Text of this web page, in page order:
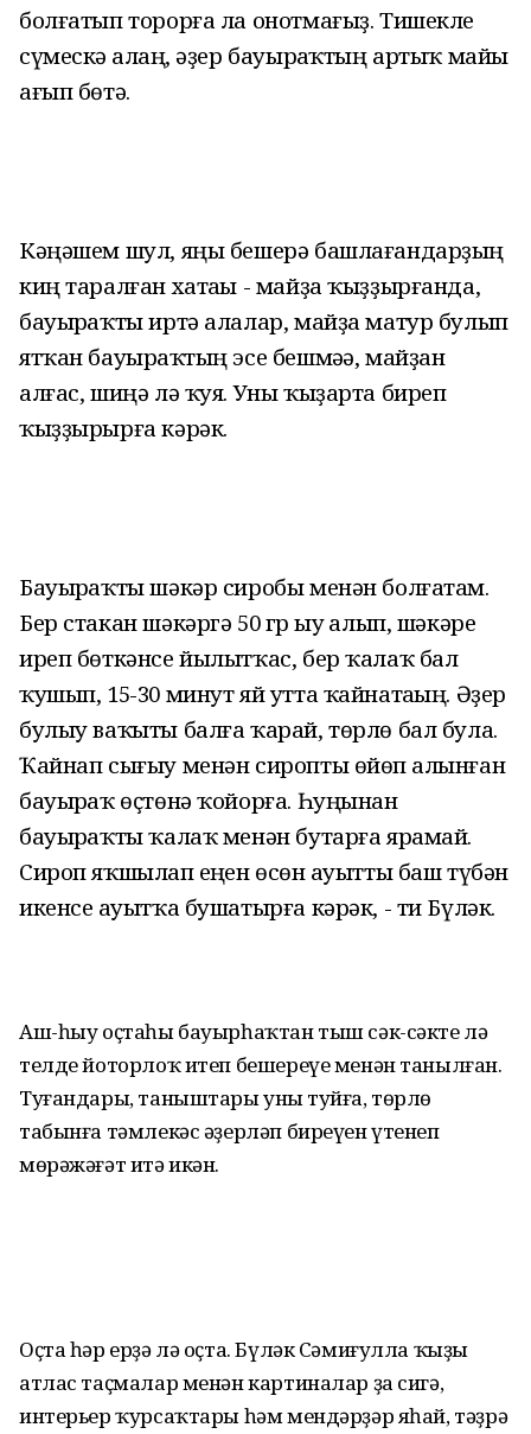
болғатып торорға ла онотмағыҙ. Тишекле
сүмескә һалһаң, әҙер бауырһаҡтың артыҡ майы
ағып бөтә.
Кәңәшем шул, яңы бешерә башлағандарҙың
киң таралған хатаһы - майҙа ҡыҙҙырғанда,
бауырһаҡты иртә алалар, майҙа матур булып
ятҡан бауырһаҡтың эсе бешмәһә, майҙан
алғас, шиңә лә ҡуя. Уны ҡыҙарта биреп
ҡыҙҙырырға кәрәк.
Бауырһаҡты шәкәр сиробы менән болғатам.
Бер стакан шәкәргә 50 гр һыу һалып, шәкәре
иреп бөткәнсе йылытҡас, бер ҡалаҡ бал
ҡушып, 15-30 минут яй утта ҡайнатаһың. Әҙер
булыу ваҡыты балға ҡарай, төрлө бал була.
Ҡайнап сығыу менән сиропты өйөп һалынған
бауырһаҡ өҫтөнә ҡойорға. Һуңынан
бауырһаҡты ҡалаҡ менән бутарға ярамай.
Сироп яҡшылап һеңһен өсөн һауытты баш түбән
икенсе һауытҡа бушатырға кәрәк, - ти Бүләк.
Аш-һыу оҫтаһы бауырһаҡтан тыш сәк-сәкте лә
телде йоторлоҡ итеп бешереүе менән танылған.
Туғандары, таныштары уның туйға, төрлө
табынға тәмлекәс әҙерләп биреүен үтенеп
мөрәжәғәт итә икән.
Оҫта һәр ерҙә лә оҫта. Бүләк Сәмиғулла ҡыҙы
атлас таҫмалар менән картиналар ҙа сигә,
интерьер ҡурсаҡтары һәм мендәрҙәр яһай, тәҙрә